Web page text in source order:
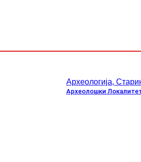
Археологија,
Археолошки